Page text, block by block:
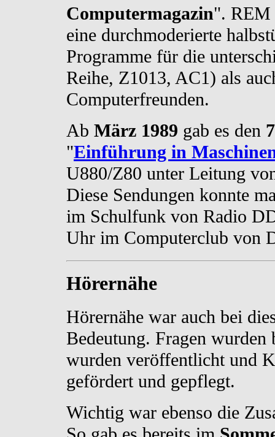
Computermagazin".
eine durchmoderierte
Programme für die
Reihe, Z1013, AC1) als
Computerfreunden.
Ab März 1989 gab es den
"Einführung in
U880/Z80 unter Leitung
Diese Sendungen konnte
im Schulfunk von Radio
Uhr im Computerclub von
Hörernähe
Hörernähe war auch bei
Bedeutung. Fragen
wurden veröffentlicht und
gefördert und gepflegt.
Wichtig war ebenso die